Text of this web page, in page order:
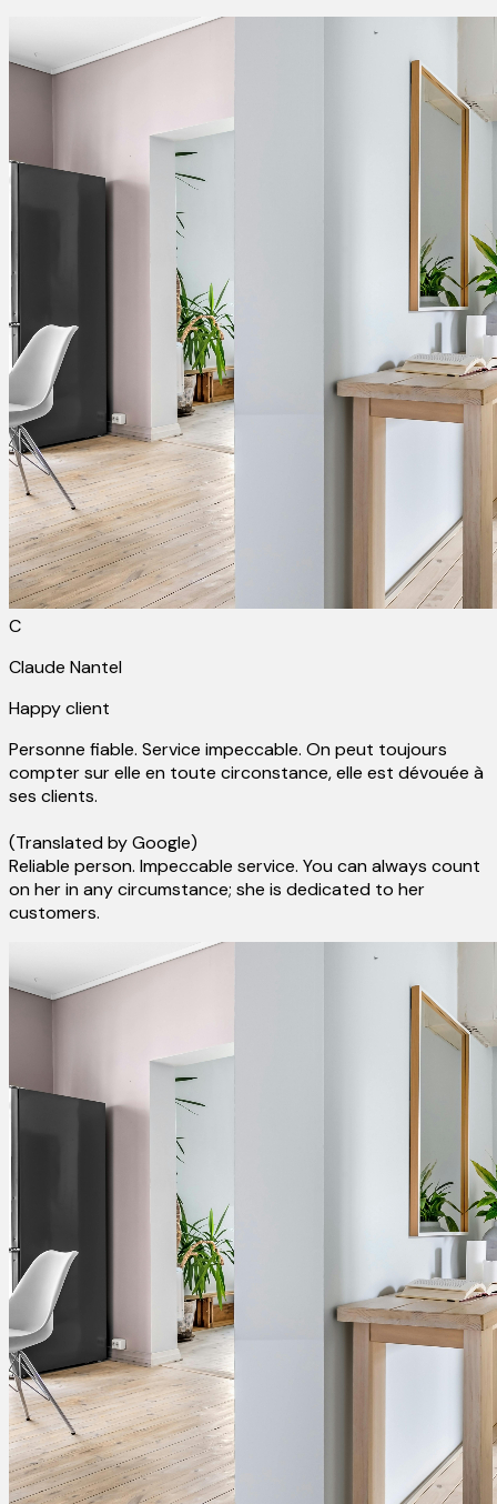
C
Claude Nantel
Happy client
Personne fiable. Service impeccable. On peut toujours
compter sur elle en toute circonstance, elle est dévouée à
ses clients.
(Translated by Google)
Reliable person. Impeccable service. You can always count
on her in any circumstance; she is dedicated to her
customers.